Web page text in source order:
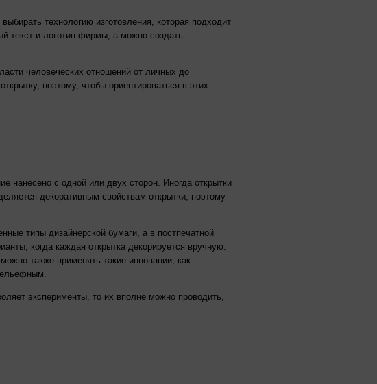
технологию изготовления, которая подходит
текст и логотип фирмы, а можно создать
человеческих отношений от личных до
поэтому, чтобы ориентироваться в этих
нанесено с одной или двух сторон. Иногда открытки
декоративным свойствам открытки, поэтому
типы дизайнерской бумаги, а в постпечатной
когда каждая открытка декорируется вручную.
также применять такие инновации, как
эксперименты, то их вполне можно проводить,